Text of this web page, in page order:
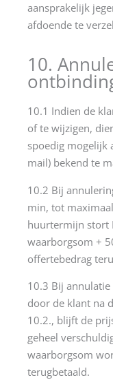
aansprakelijk
afdoende te
10.
10.1 Indien de
of te wijzigen,
spoedig mogelijk
mail) bekend te
10.2 Bij
min, tot
huurtermijn stort
waarborgsom +
offertebedrag
10.3 Bij
door de klant na
10.2., blijft de
geheel
waarborgsom
terugbetaald.